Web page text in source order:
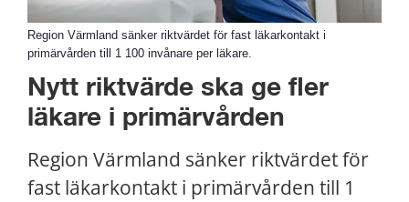
Region Värmland sänker riktvärdet för fast läkarkontakt i
primärvården till 1 100 invånare per läkare.
Nytt riktvärde ska ge fler
läkare i primärvården
Region Värmland sänker riktvärdet för
fast läkarkontakt i primärvården till 1